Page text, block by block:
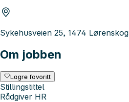
Sykehusveien 25, 1474 Lørenskog
Om jobben
Lagre favoritt
Stillingstittel
Rådgiver HR